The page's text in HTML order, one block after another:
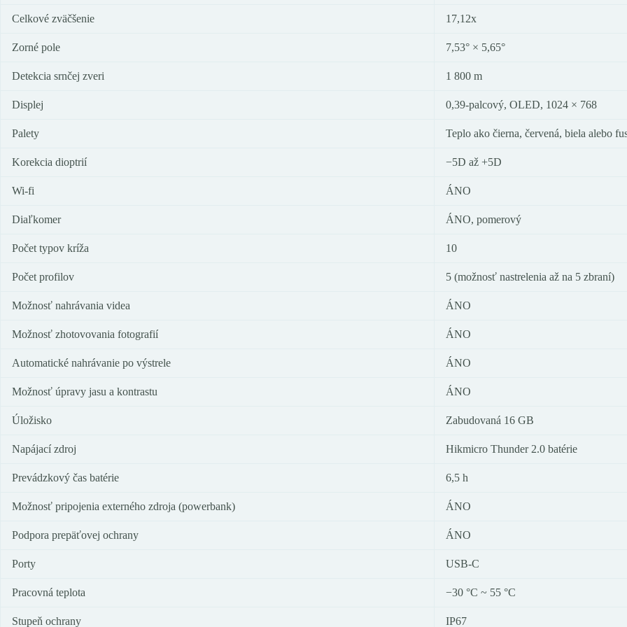
Celkové zväčšenie 17,12x
Zorné pole 7,53° × 5,65°
Detekcia srnčej zveri 1 800 m
Displej 0,39-palcový, OLED, 1024 × 768
Palety Teplo ako čierna, červená, biela alebo
Korekcia dioptrií −5D až +5D
Wi-fi ÁNO
Diaľkomer ÁNO, pomerový
Počet typov kríža 10
Počet profilov 5 (možnosť nastrelenia až na 5 zbraní)
Možnosť nahrávania videa ÁNO
Možnosť zhotovovania fotografií ÁNO
Automatické nahrávanie po výstrele ÁNO
Možnosť úpravy jasu a kontrastu ÁNO
Úložisko Zabudovaná 16 GB
Napájací zdroj Hikmicro Thunder 2.0 batérie
Prevádzkový čas batérie 6,5 h
Možnosť pripojenia externého zdroja (powerbank) ÁNO
Podpora prepäťovej ochrany ÁNO
Porty USB-C
Pracovná teplota −30 °C ~ 55 °C
Stupeň ochrany IP67